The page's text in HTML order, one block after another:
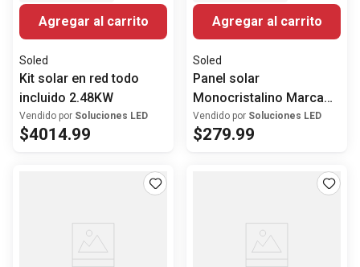
Agregar al carrito
Soled
Kit solar en red todo
incluido 2.48KW
Vendido por Soluciones LED
$4014.99
Agregar al carrito
Soled
Panel solar
Monocristalino Marca
Trina Solar 620Watts
Vendido por Soluciones LED
$279.99